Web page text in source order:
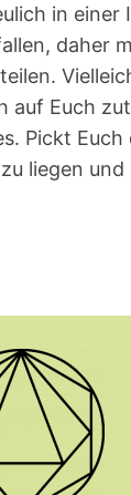
in einer
daher
auf Euch
Pickt Euch
liegen und